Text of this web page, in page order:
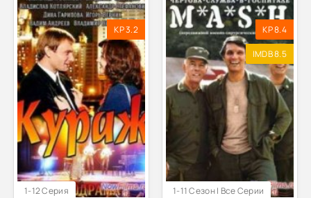
1-12 Серия
KP 3.2
1-11 Сезон | Все Серии
KP 8.4
IMDB 8.5